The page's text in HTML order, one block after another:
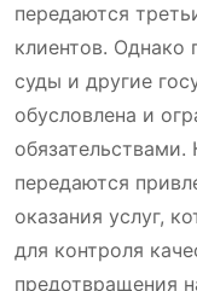
передаются
клиентов. Однако
суды и другие
обусловлена и
передаются
оказания услуг,
для контроля
предотвращения